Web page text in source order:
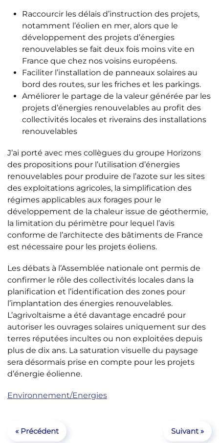
Raccourcir les délais d’instruction des projets,
notamment l’éolien en mer, alors que le
développement des projets d’énergies
renouvelables se fait deux fois moins vite en
France que chez nos voisins européens.
Faciliter l’installation de panneaux solaires au
bord des routes, sur les friches et les parkings.
Améliorer le partage de la valeur générée par les
projets d’énergies renouvelables au profit des
collectivités locales et riverains des installations
renouvelables
J’ai porté avec mes collègues du groupe Horizons
des propositions pour l’utilisation d’énergies
renouvelables pour produire de l’azote sur les sites
des exploitations agricoles, la simplification des
régimes applicables aux forages pour le
développement de la chaleur issue de géothermie,
la limitation du périmètre pour lequel l’avis
conforme de l’architecte des bâtiments de France
est nécessaire pour les projets éoliens.
Les débats à l’Assemblée nationale ont permis de
confirmer le rôle des collectivités locales dans la
planification et l’identification des zones pour
l’implantation des énergies renouvelables.
L’agrivoltaisme a été davantage encadré pour
autoriser les ouvrages solaires uniquement sur des
terres réputées incultes ou non exploitées depuis
plus de dix ans. La saturation visuelle du paysage
sera désormais prise en compte pour les projets
d’énergie éolienne.
Environnement/Energies
« Précédent Suivant »